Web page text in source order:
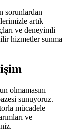
sorunlardan
artık
ve deneyimli
hizmetler sunma
olmamasını
sunuyoruz.
mücadele
ve